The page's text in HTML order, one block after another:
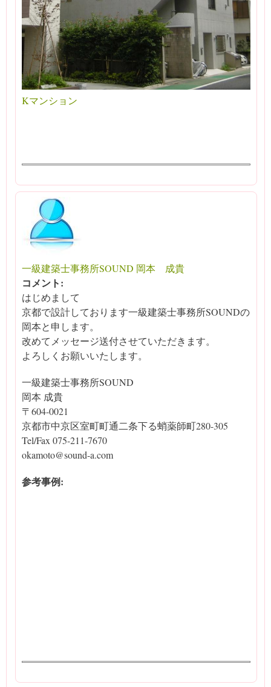
Kマンション
一級建築士事務所SOUND 岡本 成貴
コメント:
はじめまして
京都で設計しております一級建築士事務所SOUNDの
岡本と申します。
改めてメッセージ送付させていただきます。
よろしくお願いいたします。
一級建築士事務所SOUND
岡本 成貴
〒604-0021
京都市中京区室町町通二条下る蛸薬師町280-305
Tel/Fax 075-211-7670
okamoto@sound-a.com
参考事例: